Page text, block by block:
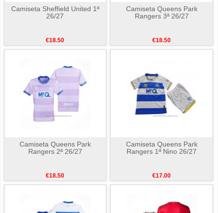
Camiseta Sheffield United 1ª
26/27
€18.50
Camiseta Queens Park
Rangers 3ª 26/27
€18.50
Camiseta Queens Park
Rangers 2ª 26/27
€18.50
Camiseta Queens Park
Rangers 1ª Nino 26/27
€17.00